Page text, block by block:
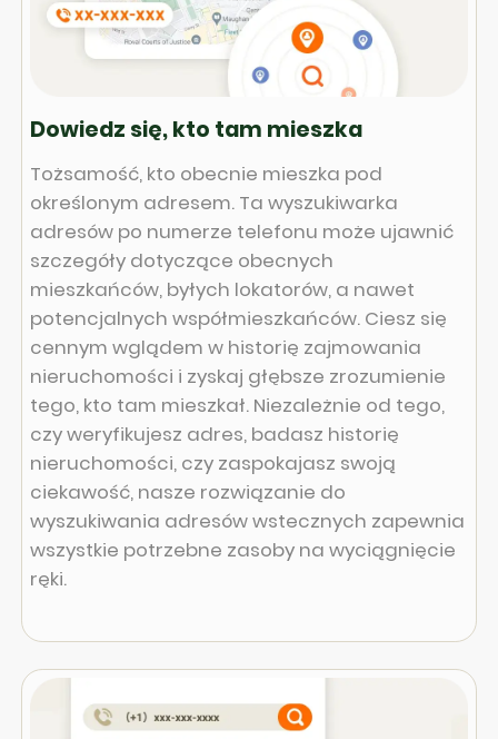
Dowiedz się, kto tam mieszka
Tożsamość, kto obecnie mieszka pod
określonym adresem. Ta wyszukiwarka
adresów po numerze telefonu może ujawnić
szczegóły dotyczące obecnych
mieszkańców, byłych lokatorów, a nawet
potencjalnych współmieszkańców. Ciesz się
cennym wglądem w historię zajmowania
nieruchomości i zyskaj głębsze zrozumienie
tego, kto tam mieszkał. Niezależnie od tego,
czy weryfikujesz adres, badasz historię
nieruchomości, czy zaspokajasz swoją
ciekawość, nasze rozwiązanie do
wyszukiwania adresów wstecznych zapewnia
wszystkie potrzebne zasoby na wyciągnięcie
ręki.